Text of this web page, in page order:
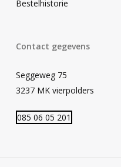
Bestelhistorie
Contact gegevens
Seggeweg 75
3237 MK vierpolders
085 06 05 201